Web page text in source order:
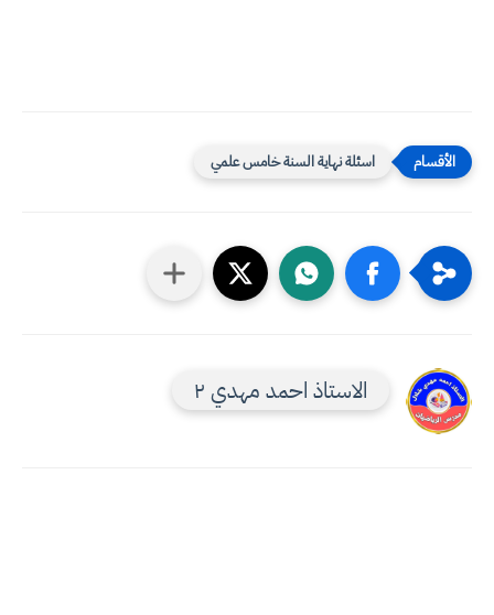
اسئلة نهاية السنة خامس علمي
الاستاذ احمد مهدي ٢